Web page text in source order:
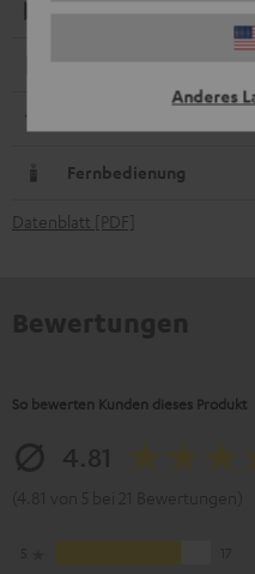
Anderes
Fernbedienung
Datenblatt [PDF]
So bewerten Kunden dieses Produkt